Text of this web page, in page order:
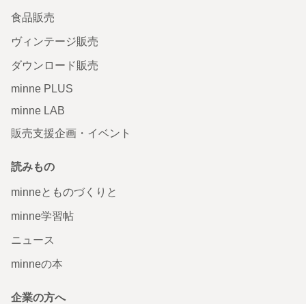
食品販売
ヴィンテージ販売
ダウンロード販売
minne PLUS
minne LAB
販売支援企画・イベント
読みもの
minneとものづくりと
minne学習帖
ニュース
minneの本
企業の方へ